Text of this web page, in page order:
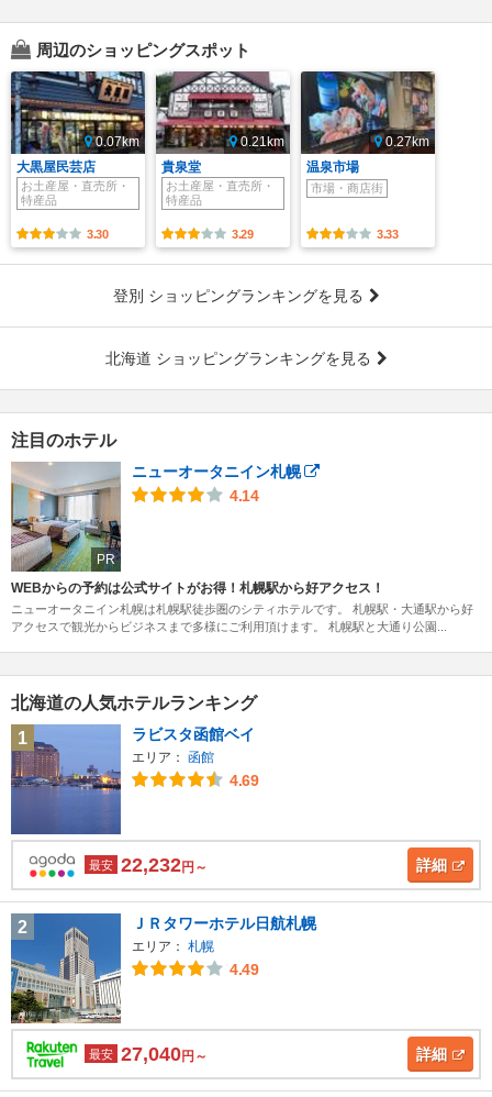
周辺のショッピングスポット
0.07km
大黒屋民芸店
お土産屋・直売所・
特産品
3.30
0.21km
貴泉堂
お土産屋・直売所・
特産品
3.29
0.27km
温泉市場
市場・商店街
3.33
登別 ショッピングランキングを見る
北海道 ショッピングランキングを見る
注目のホテル
PR
ニューオータニイン札幌
4.14
WEBからの予約は公式サイトがお得！札幌駅から好アクセス！
ニューオータニイン札幌は札幌駅徒歩圏のシティホテルです。 札幌駅・大通駅から好
アクセスで観光からビジネスまで多様にご利用頂けます。 札幌駅と大通り公園...
北海道の人気ホテルランキング
1
ラビスタ函館ベイ
エリア： 函館
4.69
最安 22,232円～ 詳細
2 ＪＲタワーホテル日航札幌
エリア： 札幌
4.49
最安 27,040円～ 詳細